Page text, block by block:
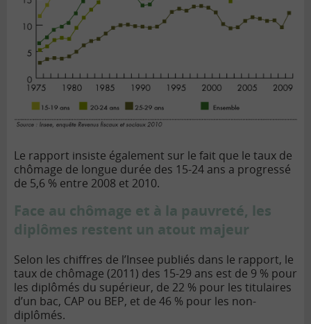
Le rapport insiste également sur le fait que le taux de
chômage de longue durée des 15-24 ans a progressé
de 5,6 % entre 2008 et 2010.
Face au chômage et à la pauvreté, les
diplômes restent un atout majeur
Selon les chiffres de l’Insee publiés dans le rapport, le
taux de chômage (2011) des 15-29 ans est de 9 % pour
les diplômés du supérieur, de 22 % pour les titulaires
d’un bac, CAP ou BEP, et de 46 % pour les non-
diplômés.